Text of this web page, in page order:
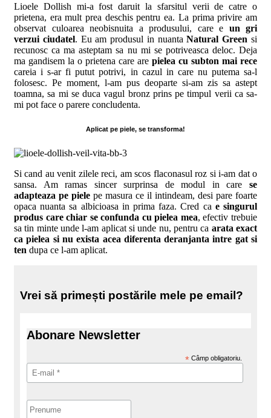
Lioele Dollish mi-a fost daruit la sfarsitul verii de catre o
prietena, era mult prea deschis pentru ea. La prima privire am
observat culoarea neobisnuita a produsului, care e un gri
verzui ciudatel. Eu am produsul in nuantaNatural Green si
recunosc ca ma asteptam sa nu mi se potriveasca deloc. Deja
ma gandisem la o prietena care are pielea cu subton mai rece
careia i s-ar fi putut potrivi, in cazul in care nu putema sa-l
folosesc. Pe moment, l-am pus deoparte si-am zis sa astept
toamna, sa mi se duca vagul bronz prins pe timpul verii ca sa-
mi pot face o parere concludenta.
Aplicat pe piele, se transforma!
Si cand au venit zilele reci, am scos flaconasul roz si i-am dat o
sansa. Am ramas sincer surprinsa de modul in care se
adapteaza pe piele pe masura ce il intindeam, desi pare foarte
opaca nuanta sa albicioasa in prima faza. Cred ca e singurul
produs care chiar se confunda cu pielea mea, efectiv trebuie
sa tin minte unde l-am aplicat si unde nu, pentru ca arata exact
ca pielea si nu exista acea diferenta deranjanta intre gat si
ten dupa ce l-am aplicat.
Vrei să primești postările mele pe email?
Abonare Newsletter
* Câmp obligatoriu.